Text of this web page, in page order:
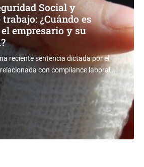
Social y
¿Cuándo es
empresario y su
reciente sentencia dictada por el
con compliance laboral,...